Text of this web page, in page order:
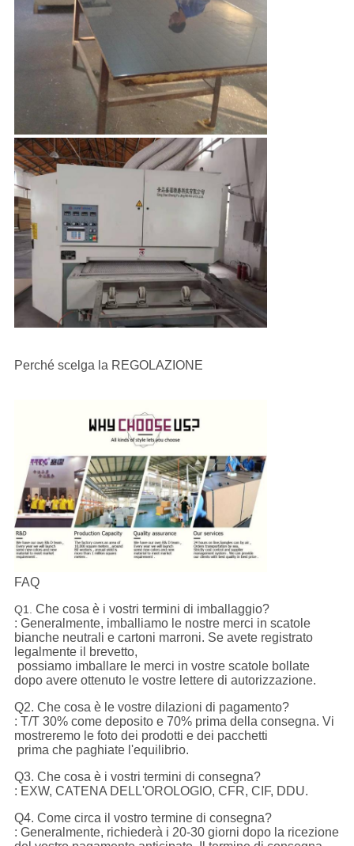
Perché scelga la REGOLAZIONE
FAQ
Q1. Che cosa è i vostri termini di imballaggio?
: Generalmente, imballiamo le nostre merci in scatole
bianche neutrali e cartoni marroni. Se avete registrato
legalmente il brevetto,
possiamo imballare le merci in vostre scatole bollate
dopo avere ottenuto le vostre lettere di autorizzazione.
Q2. Che cosa è le vostre dilazioni di pagamento?
: T/T 30% come deposito e 70% prima della consegna. Vi
mostreremo le foto dei prodotti e dei pacchetti
prima che paghiate l'equilibrio.
Q3. Che cosa è i vostri termini di consegna?
: EXW, CATENA DELL'OROLOGIO, CFR, CIF, DDU.
Q4. Come circa il vostro termine di consegna?
: Generalmente, richiederà i 20-30 giorni dopo la ricezione